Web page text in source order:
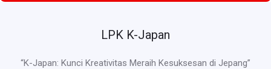
LPK K-Japan
“K-Japan: Kunci Kreativitas Meraih Kesuksesan di Jepang”